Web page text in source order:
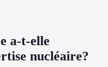
a-t-elle
nucléaire?